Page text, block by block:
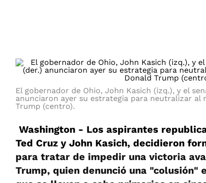
El gobernador de Ohio, John Kasich (izq.), y el
anunciaron ayer su estrategia para neutralizar al
Trump (centro).
Washington - Los aspirantes
Ted Cruz y John Kasich, decidieron
para tratar de impedir una victoria
Trump, quien denunció una "colusión"